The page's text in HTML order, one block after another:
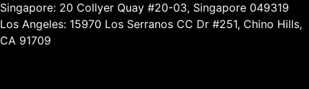
Singapore: 20 Collyer Quay #20-03, Singapore 049319
Los Angeles: 15970 Los Serranos CC Dr #251, Chino Hills,
CA 91709